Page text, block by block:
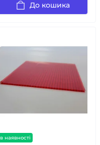
До кошика
в наявності